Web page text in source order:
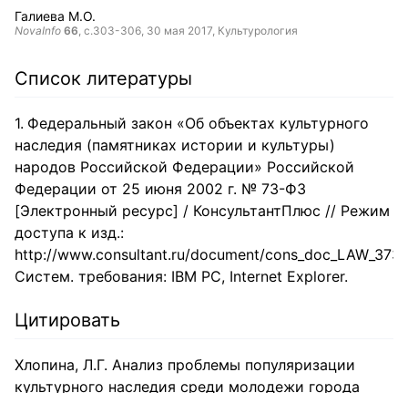
Галиева М.О.
NovaInfo 66, с.303-306, 30 мая 2017, Культурология
Список литературы
Федеральный закон «Об объектах культурного
наследия (памятниках истории и культуры)
народов Российской Федерации» Российской
Федерации от 25 июня 2002 г. № 73-ФЗ
[Электронный ресурс] / КонсультантПлюс // Режим
доступа к изд.:
http://www.consultant.ru/document/
Систем. требования: IBM PC, Internet Explorer.
Цитировать
Хлопина, Л.Г. Анализ проблемы популяризации
культурного наследия среди молодежи города